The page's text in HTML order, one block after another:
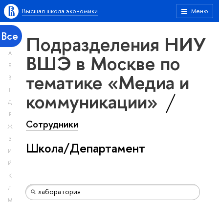
Меню
Высшая школа экономики
Все
А
Б
В
Г
Д
Е
Ж
З
И
Й
К
Л
М
Подразделения НИУ
ВШЭ в Москве по
тематике «Медиа и
коммуникации»
Сотрудники
Школа/Департамент